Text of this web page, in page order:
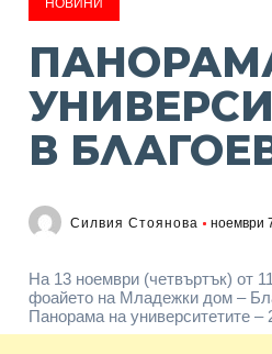
НОВИНИ
В
Силвия Стоянова ноември
На 13 ноември (четвъртък) от
фоайето на Младежки дом –
Панорама на университетите –